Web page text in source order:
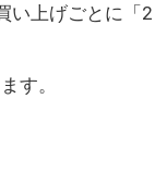
い上げごとに「2
す。